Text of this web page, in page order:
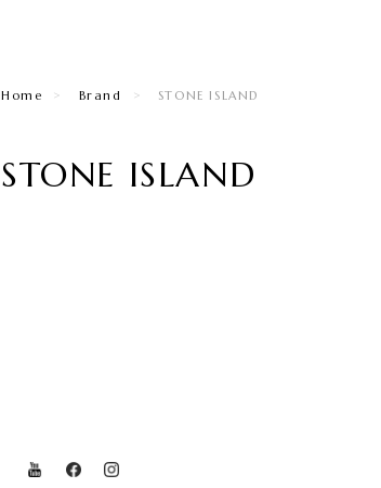
Home Brand STONE ISLAND
STONE ISLAND